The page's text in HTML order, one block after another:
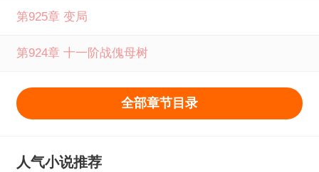
第925章 变局
第924章 十一阶战傀母树
全部章节目录
人气小说推荐